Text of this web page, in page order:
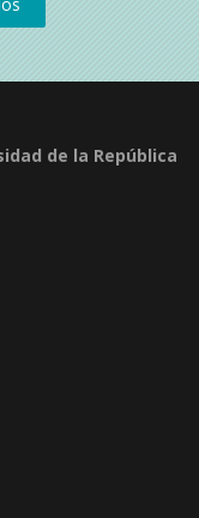
de la República